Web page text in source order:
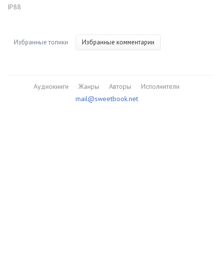
IP88
Избранные топики Избранные комментарии
Аудиокниги Жанры Авторы
Исполнители
mail@sweetbook.net